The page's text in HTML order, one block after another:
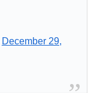
December 29,